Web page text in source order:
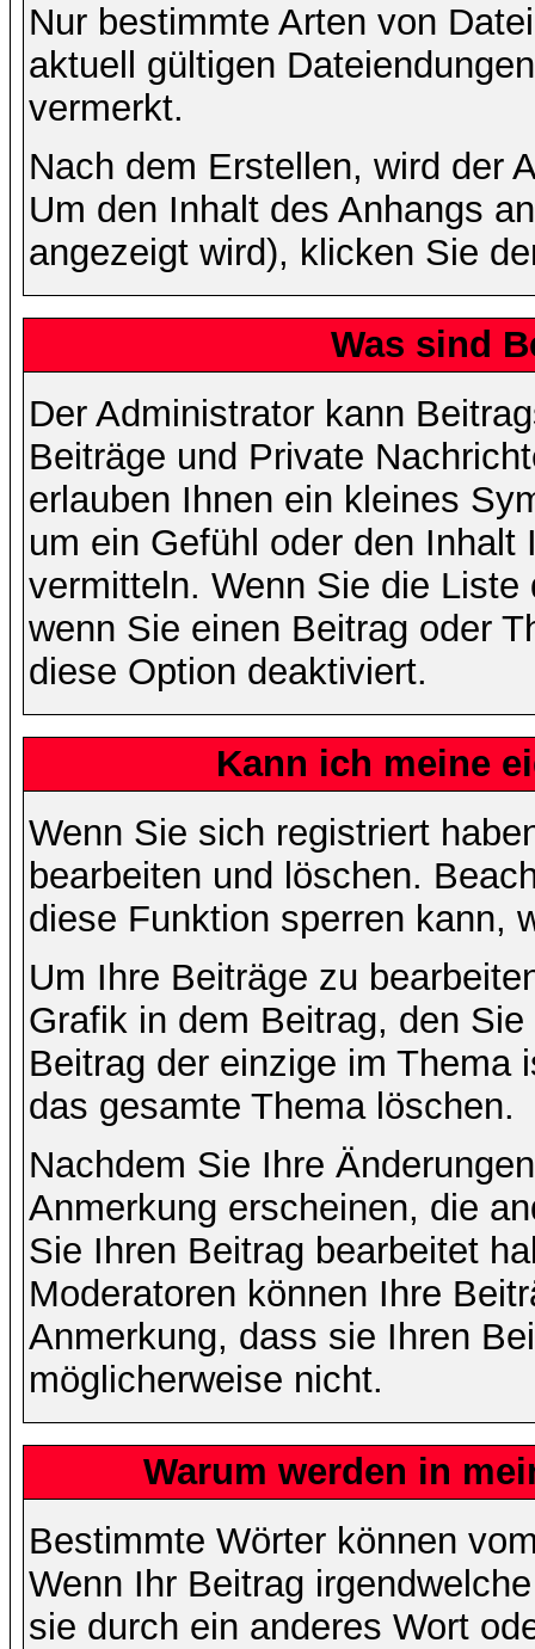
Nur bestimmte Arten von
aktuell gültigen
vermerkt.
Nach dem Erstellen, wird der
Um den Inhalt des Anhangs
angezeigt wird), klicken Sie
Was sind
Der Administrator kann
Beiträge und Private
erlauben Ihnen ein kleines
um ein Gefühl oder den
vermitteln. Wenn Sie die
wenn Sie einen Beitrag oder
diese Option deaktiviert.
Kann ich meine
Wenn Sie sich registriert
bearbeiten und löschen.
diese Funktion sperren kann,
Um Ihre Beiträge zu
Grafik in dem Beitrag, den
Beitrag der einzige im Thema
das gesamte Thema löschen.
Nachdem Sie Ihre
Anmerkung erscheinen, die
Sie Ihren Beitrag bearbeitet
Moderatoren können Ihre
Anmerkung, dass sie Ihren
möglicherweise nicht.
Warum werden in
Bestimmte Wörter können
Wenn Ihr Beitrag
sie durch ein anderes Wort